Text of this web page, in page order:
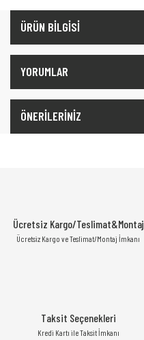
ÜRÜN BİLGİSİ
YORUMLAR
ÖNERİLERİNİZ
Ücretsiz Kargo/Teslimat&Montaj
Ücretsiz Kargo ve Teslimat/Montaj İmkanı
Taksit Seçenekleri
Kredi Kartı ile Taksit İmkanı